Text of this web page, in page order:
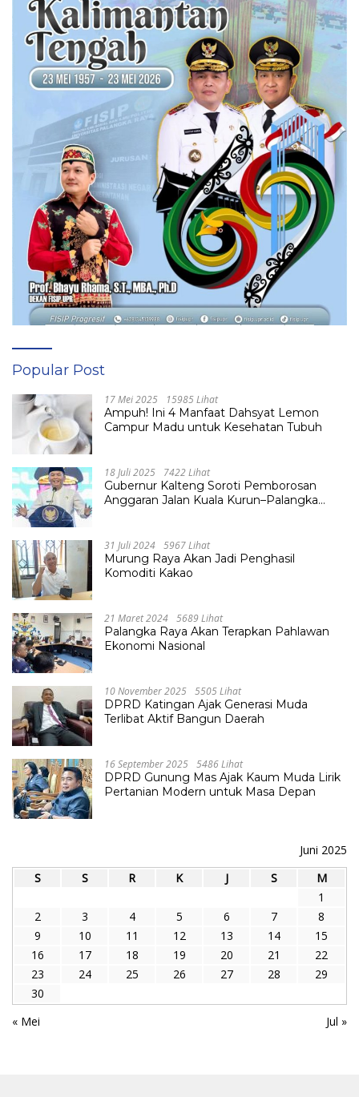
Popular Post
17 Mei 2025 15985 Lihat
Ampuh! Ini 4 Manfaat Dahsyat Lemon
Campur Madu untuk Kesehatan Tubuh
18 Juli 2025 7422 Lihat
Gubernur Kalteng Soroti Pemborosan
Anggaran Jalan Kuala Kurun–Palangka
31 Juli 2024 5967 Lihat
Murung Raya Akan Jadi Penghasil
Komoditi Kakao
21 Maret 2024 5689 Lihat
Palangka Raya Akan Terapkan Pahlawan
Ekonomi Nasional
10 November 2025 5505 Lihat
DPRD Katingan Ajak Generasi Muda
Terlibat Aktif Bangun Daerah
16 September 2025 5486 Lihat
DPRD Gunung Mas Ajak Kaum Muda Lirik
Pertanian Modern untuk Masa Depan
Juni 2025
S
S R K J S
M
1
2
3 4 5 6 7
8
9
10 11 12 13 14
15
16
17 18 19 20 21
22
23
24 25 26 27 28
29
30
« Mei
Jul »